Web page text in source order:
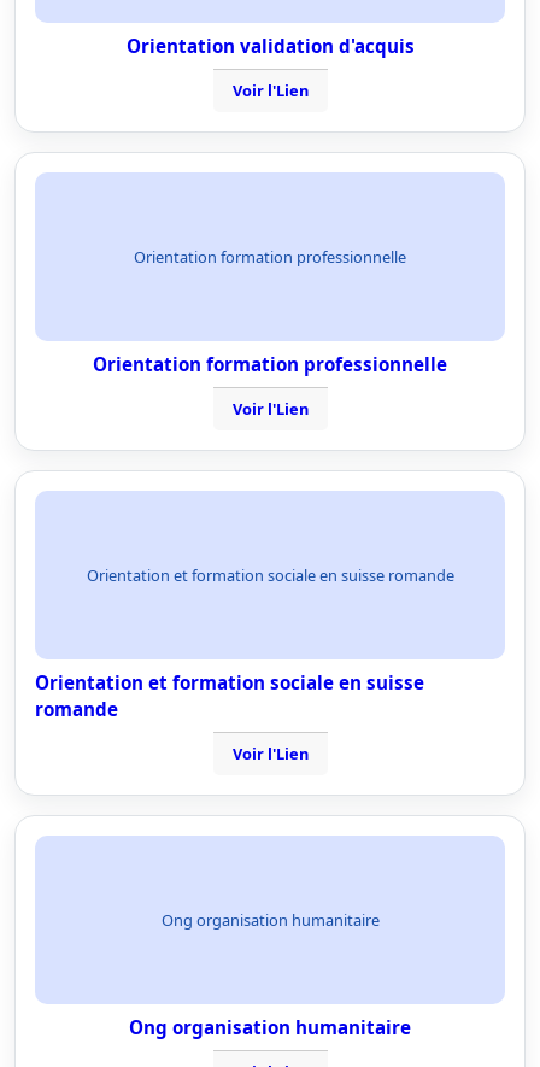
Orientation validation d'acquis
Voir l'Lien
Orientation formation professionnelle
Orientation formation professionnelle
Voir l'Lien
Orientation et formation sociale en suisse romande
Orientation et formation sociale en suisse
romande
Voir l'Lien
Ong organisation humanitaire
Ong organisation humanitaire